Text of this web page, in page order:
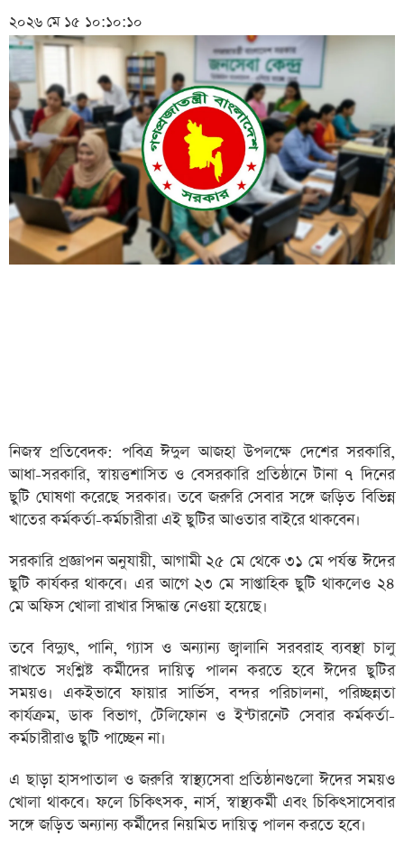
২০২৬ মে ১৫ ১০:১০:১০
নিজস্ব প্রতিবেদক: পবিত্র ঈদুল আজহা উপলক্ষে দেশের সরকারি,
আধা-সরকারি, স্বায়ত্তশাসিত ও বেসরকারি প্রতিষ্ঠানে টানা ৭ দিনের
ছুটি ঘোষণা করেছে সরকার। তবে জরুরি সেবার সঙ্গে জড়িত বিভিন্ন
খাতের কর্মকর্তা-কর্মচারীরা এই ছুটির আওতার বাইরে থাকবেন।
সরকারি প্রজ্ঞাপন অনুযায়ী, আগামী ২৫ মে থেকে ৩১ মে পর্যন্ত ঈদের
ছুটি কার্যকর থাকবে। এর আগে ২৩ মে সাপ্তাহিক ছুটি থাকলেও ২৪
মে অফিস খোলা রাখার সিদ্ধান্ত নেওয়া হয়েছে।
তবে বিদ্যুৎ, পানি, গ্যাস ও অন্যান্য জ্বালানি সরবরাহ ব্যবস্থা চালু
রাখতে সংশ্লিষ্ট কর্মীদের দায়িত্ব পালন করতে হবে ঈদের ছুটির
সময়ও। একইভাবে ফায়ার সার্ভিস, বন্দর পরিচালনা, পরিচ্ছন্নতা
কার্যক্রম, ডাক বিভাগ, টেলিফোন ও ইন্টারনেট সেবার কর্মকর্তা-
কর্মচারীরাও ছুটি পাচ্ছেন না।
এ ছাড়া হাসপাতাল ও জরুরি স্বাস্থ্যসেবা প্রতিষ্ঠানগুলো ঈদের সময়ও
খোলা থাকবে। ফলে চিকিৎসক, নার্স, স্বাস্থ্যকর্মী এবং চিকিৎসাসেবার
সঙ্গে জড়িত অন্যান্য কর্মীদের নিয়মিত দায়িত্ব পালন করতে হবে।